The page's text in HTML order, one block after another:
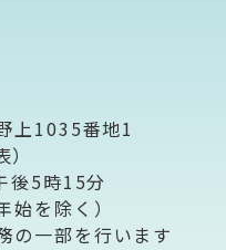
上1035番地1
後5時15分
始を除く）
の一部を行います